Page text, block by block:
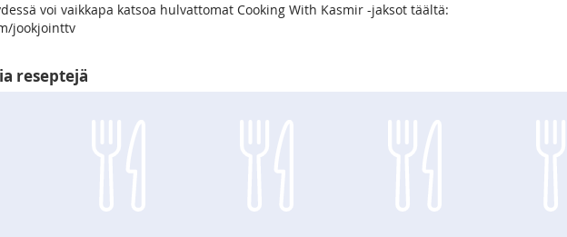
voi vaikkapa katsoa hulvattomat Cooking With Kasmir -jaksot täältä:
jookjointtv
reseptejä